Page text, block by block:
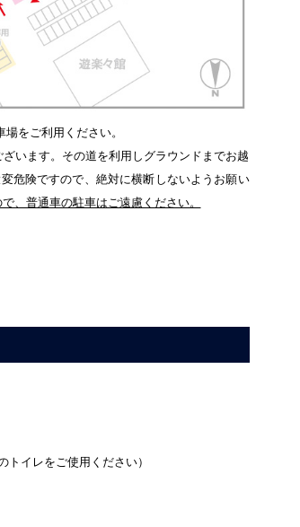
をご利用ください。
います。その道を利用しグラウンドまでお越
危険ですので、絶対に横断しないようお願い
、普通車の駐車はご遠慮ください。
イレをご使用ください）